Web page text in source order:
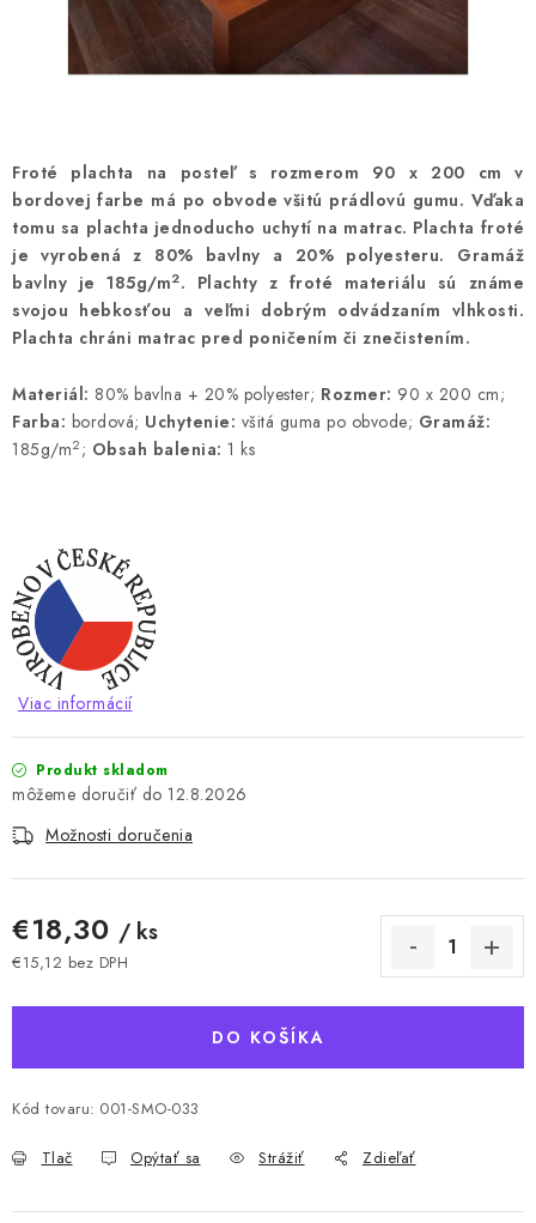
Froté plachta na posteľ s rozmerom 90 x 200 cm v
bordovej farbe má po obvode všitú prádlovú gumu. Vďaka
tomu sa plachta jednoducho uchytí na matrac. Plachta froté
je vyrobená z 80% bavlny a 20% polyesteru. Gramáž
bavlny je 185g/m2. Plachty z froté materiálu sú známe
svojou hebkosťou a veľmi dobrým odvádzaním vlhkosti.
Plachta chráni matrac pred poničením či znečistením.
Materiál: 80% bavlna + 20% polyester; Rozmer: 90 x 200 cm;
Farba: bordová; Uchytenie: všitá guma po obvode; Gramáž:
185g/m2 ; Obsah balenia: 1 ks
Viac informácií
Produkt skladom
12.8.2026
Možnosti doručenia
€18,30 / ks
€15,12 bez DPH
DO KOŠÍKA
Kód tovaru: 001-SMO-033
Tlač Opýtať sa Strážiť Zdieľať